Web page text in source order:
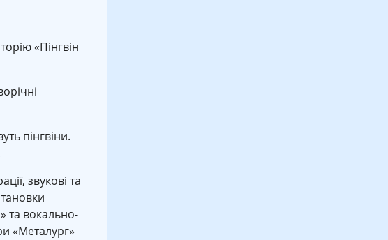
«Пінгвін
пінгвіни.
звукові та
та вокально-
«Металург»